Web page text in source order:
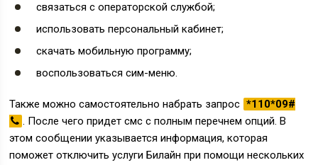
связаться с операторской службой;
использовать персональный кабинет;
скачать мобильную программу;
воспользоваться сим-меню.
Также можно самостоятельно набрать запрос *110*09#
. После чего придет смс с полным перечнем опций. В
этом сообщении указывается информация, которая
поможет отключить услуги Билайн при помощи нескольких